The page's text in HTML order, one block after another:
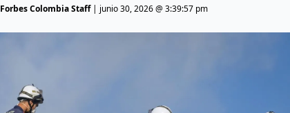
Forbes Colombia Staff| junio 30, 2026 @ 3:39:57 pm